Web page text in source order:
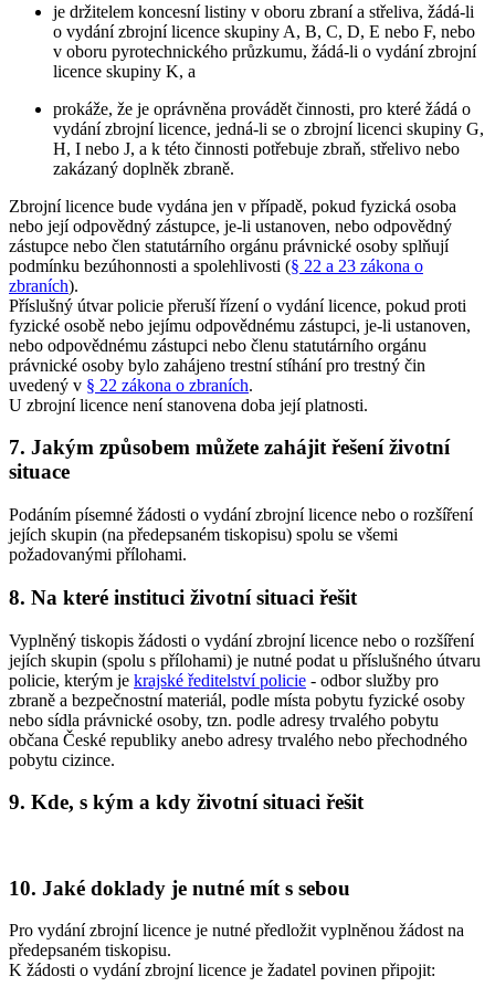
je držitelem koncesní listiny v oboru zbraní a střeliva, žádá-li
o vydání zbrojní licence skupiny A, B, C, D, E nebo F, nebo
v oboru pyrotechnického průzkumu, žádá-li o vydání zbrojní
licence skupiny K, a
prokáže, že je oprávněna provádět činnosti, pro které žádá o
vydání zbrojní licence, jedná-li se o zbrojní licenci skupiny G,
H, I nebo J, a k této činnosti potřebuje zbraň, střelivo nebo
zakázaný doplněk zbraně.
Zbrojní licence bude vydána jen v případě, pokud fyzická osoba
nebo její odpovědný zástupce, je-li ustanoven, nebo odpovědný
zástupce nebo člen statutárního orgánu právnické osoby splňují
podmínku bezúhonnosti a spolehlivosti (§ 22 a 23 zákona o
zbraních).
Příslušný útvar policie přeruší řízení o vydání licence, pokud proti
fyzické osobě nebo jejímu odpovědnému zástupci, je-li ustanoven,
nebo odpovědnému zástupci nebo členu statutárního orgánu
právnické osoby bylo zahájeno trestní stíhání pro trestný čin
uvedený v § 22 zákona o zbraních.
U zbrojní licence není stanovena doba její platnosti.
7. Jakým způsobem můžete zahájit řešení životní
situace
Podáním písemné žádosti o vydání zbrojní licence nebo o rozšíření
jejích skupin (na předepsaném tiskopisu) spolu se všemi
požadovanými přílohami.
8. Na které instituci životní situaci řešit
Vyplněný tiskopis žádosti o vydání zbrojní licence nebo o rozšíření
jejích skupin (spolu s přílohami) je nutné podat u příslušného útvaru
policie, kterým je krajské ředitelství policie - odbor služby pro
zbraně a bezpečnostní materiál, podle místa pobytu fyzické osoby
nebo sídla právnické osoby, tzn. podle adresy trvalého pobytu
občana České republiky anebo adresy trvalého nebo přechodného
pobytu cizince.
9. Kde, s kým a kdy životní situaci řešit
10. Jaké doklady je nutné mít s sebou
Pro vydání zbrojní licence je nutné předložit vyplněnou žádost na
předepsaném tiskopisu.
K žádosti o vydání zbrojní licence je žadatel povinen připojit: